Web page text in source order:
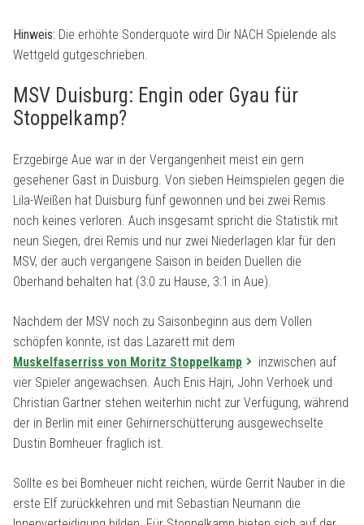
Hinweis: Die erhöhte Sonderquote wird Dir NACH Spielende als
Wettgeld gutgeschrieben.
MSV Duisburg: Engin oder Gyau für
Stoppelkamp?
Erzgebirge Aue war in der Vergangenheit meist ein gern
gesehener Gast in Duisburg. Von sieben Heimspielen gegen die
Lila-Weißen hat Duisburg fünf gewonnen und bei zwei Remis
noch keines verloren. Auch insgesamt spricht die Statistik mit
neun Siegen, drei Remis und nur zwei Niederlagen klar für den
MSV, der auch vergangene Saison in beiden Duellen die
Oberhand behalten hat (3:0 zu Hause, 3:1 in Aue).
Nachdem der MSV noch zu Saisonbeginn aus dem Vollen
schöpfen konnte, ist das Lazarett mit dem
Muskelfaserriss von Moritz Stoppelkamp
inzwischen auf
vier Spieler angewachsen. Auch Enis Hajri, John Verhoek und
Christian Gartner stehen weiterhin nicht zur Verfügung, während
der in Berlin mit einer Gehirnerschütterung ausgewechselte
Dustin Bomheuer fraglich ist.
Sollte es bei Bomheuer nicht reichen, würde Gerrit Nauber in die
erste Elf zurückkehren und mit Sebastian Neumann die